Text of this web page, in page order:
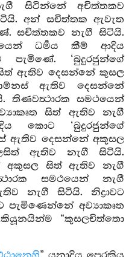
සිටින්නේ අචිත්තකව
අන් සචිත්තක ඇවැත
සචිත්තකව නැගී සිටියි.
ධර්‍මය කීම් ආදිය
‘බුදුරජුන්ගේ
සිත් ඇතිව දෙසන්නේ කුසල
ඇතිව දෙසන්නේ
තිණවත්‍ථාරක සමථයෙන්
සිත් ඇතිව නැගී
කොට ‘බුදුරජුන්ගේ
ඇතිව දෙසන්නේ අකුසල
ඇතිව නැගී සිටියි.
අකුසල සිත් ඇතිව නැගී
සමථයෙන් නැගී
නැගී සිටියි. නිද්‍රාවට
පැමිණෙන්නේ අව්‍යාකෘත
“කුසලචිත්තො